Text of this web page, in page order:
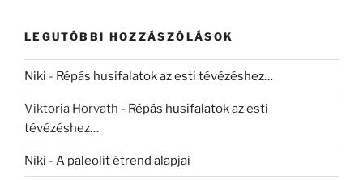
LEGUTÓBBI HOZZÁSZÓLÁSOK
Niki - Répás husifalatok az esti tévézéshez…
Viktoria Horvath - Répás husifalatok az esti
tévézéshez…
Niki - A paleolit étrend alapjai